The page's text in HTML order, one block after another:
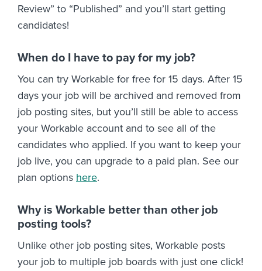
Review” to “Published” and you’ll start getting
candidates!
When do I have to pay for my job?
You can try Workable for free for 15 days. After 15
days your job will be archived and removed from
job posting sites, but you’ll still be able to access
your Workable account and to see all of the
candidates who applied. If you want to keep your
job live, you can upgrade to a paid plan. See our
plan options here.
Why is Workable better than other job
posting tools?
Unlike other job posting sites, Workable posts
your job to multiple job boards with just one click!